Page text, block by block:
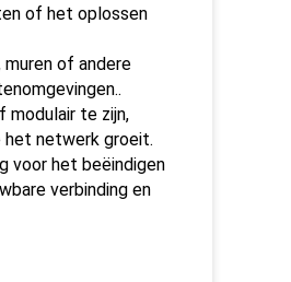
of het oplossen
of andere
modulair te zijn,
het netwerk groeit.
voor het beëindigen
verbinding en